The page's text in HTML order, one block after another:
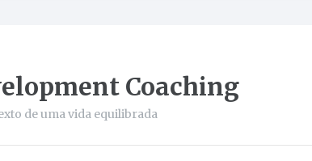
Coaching
de uma vida equilibrada